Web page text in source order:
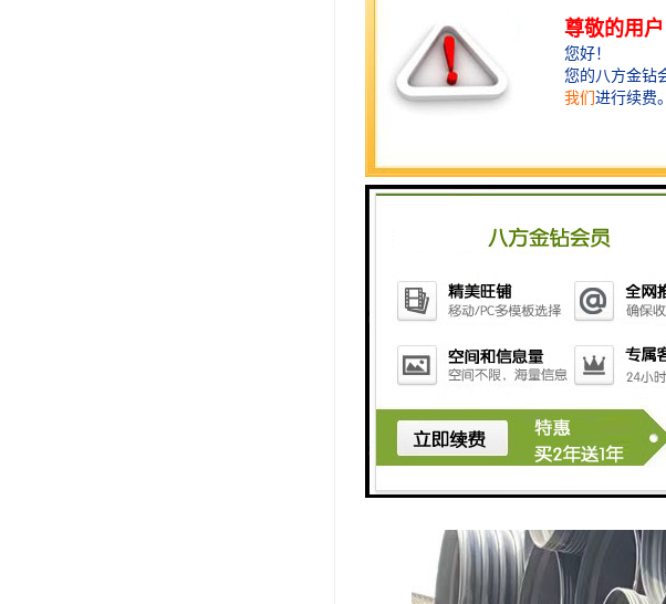
（3）结合城市发展规划，根据城市
（4）优先利用和结合原有管线资源
（5）规划建设要大型设施聚集区，比
（7）管道建设也要坚持路由短的原
（9）管道建设必须保持一定的坡度
（10）管道的埋深应该结合两侧人
（11）管道段不得出现S弯和U弯。